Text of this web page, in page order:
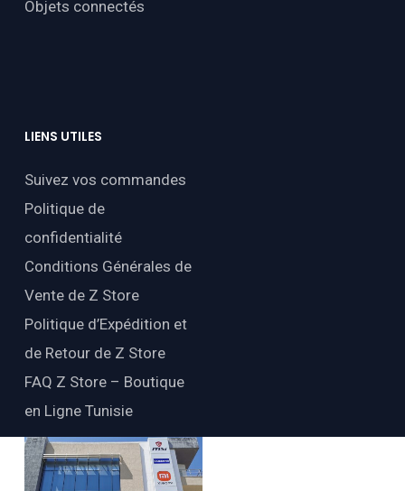
Objets connectés
LIENS UTILES
Suivez vos commandes
Politique de
confidentialité
Conditions Générales de
Vente de Z Store
Politique d’Expédition et
de Retour de Z Store
FAQ Z Store – Boutique
en Ligne Tunisie